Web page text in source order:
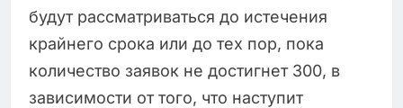
будут рассматриваться до истечения
крайнего срока или до тех пор, пока
количество заявок не достигнет 300, в
зависимости от того, что наступит